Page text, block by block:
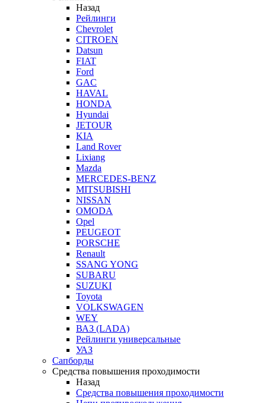
Назад
Рейлинги
Chevrolet
CITROEN
Datsun
FIAT
Ford
GAC
HAVAL
HONDA
Hyundai
JETOUR
KIA
Land Rover
Lixiang
Mazda
MERCEDES-BENZ
MITSUBISHI
NISSAN
OMODA
Opel
PEUGEOT
PORSCHE
Renault
SSANG YONG
SUBARU
SUZUKI
Toyota
VOLKSWAGEN
WEY
ВАЗ (LADA)
Рейлинги универсальные
УАЗ
Сапборды
Средства повышения проходимости
Назад
Средства повышения проходимости